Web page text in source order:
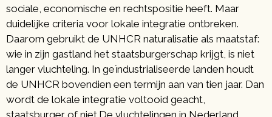
sociale, economische en rechtspositie heeft. Maar
duidelijke criteria voor lokale integratie ontbreken.
Daarom gebruikt de UNHCR naturalisatie als maatstaf:
wie in zijn gastland het staatsburgerschap krijgt, is niet
langer vluchteling. In geïndustrialiseerde landen houdt
de UNHCR bovendien een termijn aan van tien jaar. Dan
wordt de lokale integratie voltooid geacht,
staatsburger of niet.De vluchtelingen in Nederland